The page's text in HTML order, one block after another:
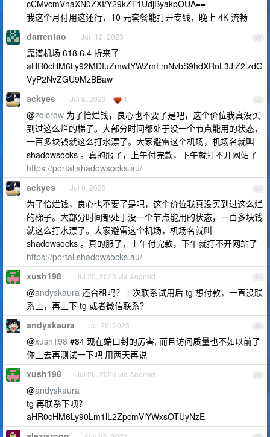
cCMvcmVnaXN0ZXI/Y29kZT1UdjByakpOUA==
我这个月付用这还行，10 元套餐能打开专线，晚上 4K 流畅
81
darrentao Jun 12, 2023
靠谱机场 618 6.4 折来了
aHR0cHM6Ly92MDIuZmwtYWZmLmNvbS9hdXRoL3JlZ2lzdG
VyP2NvZGU9MzBBaw==
82
ackyes Jul 8, 2023 1
@zqlcrow 为了恰烂钱，良心也不要了是吧，这个价位我真没买
到过这么烂的梯子。大部分时间都处于没一个节点能用的状态，
一百多块钱就这么打水漂了。大家避雷这个机场，机场名就叫
shadowsocks 。真的服了，上午付完款，下午就打不开网站了
https://portal.shadowsocks.au/
83
ackyes Jul 8, 2023
为了恰烂钱，良心也不要了是吧，这个价位我真没买到过这么烂
的梯子。大部分时间都处于没一个节点能用的状态，一百多块钱
就这么打水漂了。大家避雷这个机场，机场名就叫
shadowsocks 。真的服了，上午付完款，下午就打不开网站了
https://portal.shadowsocks.au/
84
xush198 Jul 26, 2023 via Android
@andyskaura 还合租吗？上次联系试用后 tg 想付款，一直没联
系上，再上下 tg 或者微信联系？
85
andyskaura Jul 26, 2023
@xush198 #84 现在端口封的厉害, 而且访问质量也不如以前了
你上去再测试一下吧 用两天再说
86
xush198 Jul 26, 2023 via Android
@andyskaura
tg 再联系下呗？
aHR0cHM6Ly90Lm1lL2ZpcmViYWxsOTUyNzE